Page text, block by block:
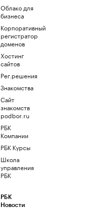
Облако для
бизнеса
Корпоративный
регистратор
доменов
Хостинг
сайтов
Рег.решения
Знакомства
Сайт
знакомств
podbor.ru
РБК
Компании
РБК Курсы
Школа
управления
РБК
РБК
Новости